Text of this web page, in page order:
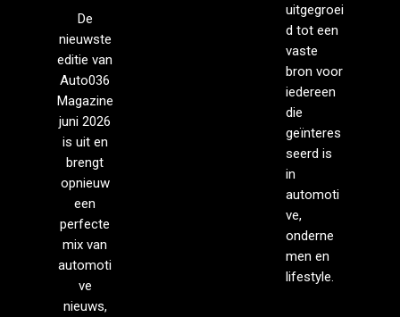
De
nieuwste
editie van
Auto036
Magazine
juni 2026
is uit en
brengt
opnieuw
een
perfecte
mix van
automoti
ve
nieuws,
uitgegroei
d tot een
vaste
bron voor
iedereen
die
geïnteres
seerd is
in
automoti
ve,
onderne
men en
lifestyle.